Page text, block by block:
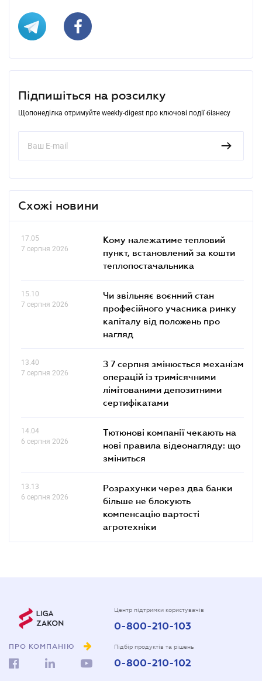
Підпишіться на розсилку
Щопонеділка отримуйте weekly-digest про ключові події бізнесу
Схожі новини
17.05
7 серпня 2026
Кому належатиме тепловий
пункт, встановлений за кошти
теплопостачальника
15.10
7 серпня 2026
Чи звільняє воєнний стан
професійного учасника ринку
капіталу від положень про
нагляд
13.40
7 серпня 2026
З 7 серпня змінюється механізм
операцій із тримісячними
лімітованими депозитними
сертифікатами
14.04
6 серпня 2026
Тютюнові компанії чекають на
нові правила відеонагляду: що
зміниться
13.13
6 серпня 2026
Розрахунки через два банки
більше не блокують
компенсацію вартості
агротехніки
ПРО КОМПАНІЮ
Центр підтримки користувачів
0-800-210-103
Підбір продуктів та рішень
0-800-210-102